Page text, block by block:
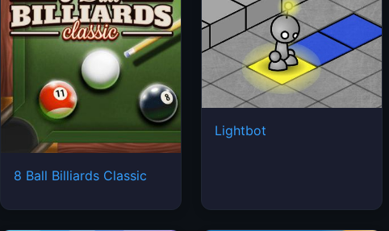
8 Ball Billiards Classic
Lightbot